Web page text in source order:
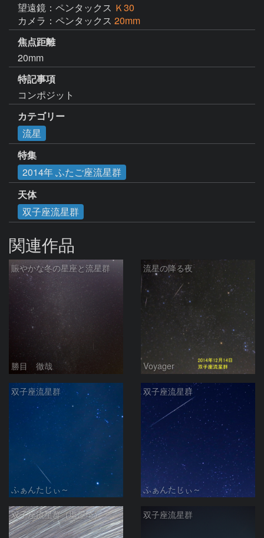
望遠鏡：ペンタックス Ｋ30
カメラ：ペンタックス 20mm
焦点距離
20mm
特記事項
コンポジット
カテゴリー
流星
特集
2014年 ふたご座流星群
天体
双子座流星群
関連作品
賑やかな冬の星座と流星群
勝目 徹哉
流星の降る夜
Voyager
双子座流星群
ふぁんたじぃ～
双子座流星群
ふぁんたじぃ～
双子座流星群（塩屋埼） 双子座流星群